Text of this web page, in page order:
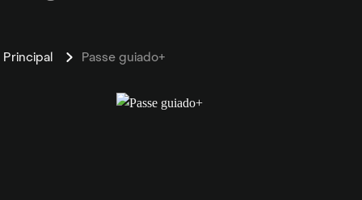
Principal Passe guiado+